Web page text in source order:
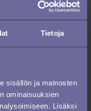
Tietoja
sisällön ja mainosten
ominaisuuksien
Lisäksi
Muokattavia
ilmoitukset
tekstiviesti.